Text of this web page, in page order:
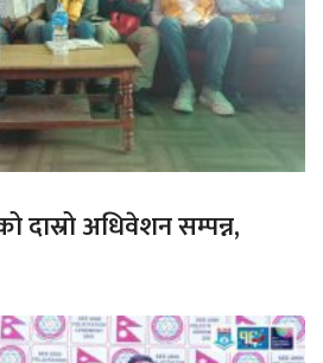
अधिवेशन सम्पन्न,